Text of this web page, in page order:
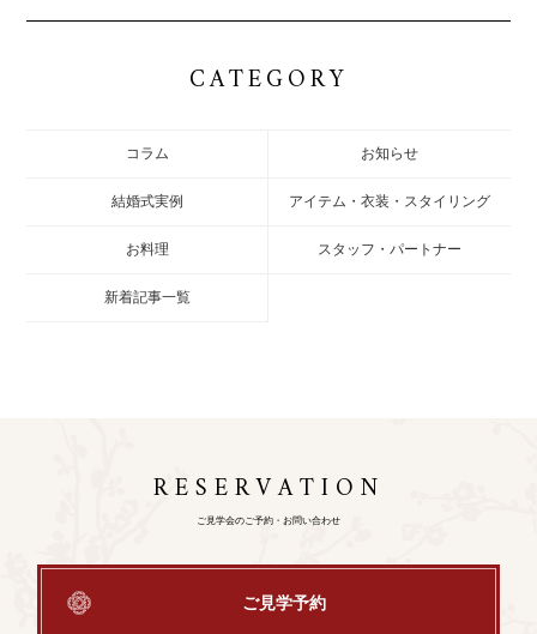
CATEGORY
コラム お知らせ
結婚式実例 アイテム・衣装・スタイリング
お料理 スタッフ・パートナー
新着記事一覧
RESERVATION
ご見学会のご予約・お問い合わせ
ご見学予約